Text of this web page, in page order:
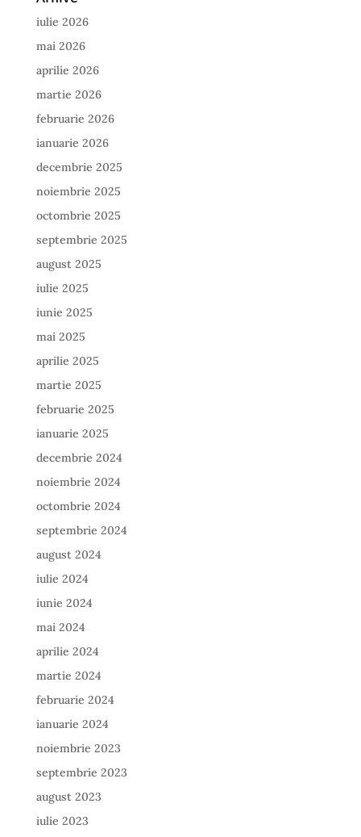
iulie 2026
mai 2026
aprilie 2026
martie 2026
februarie 2026
ianuarie 2026
decembrie 2025
noiembrie 2025
octombrie 2025
septembrie 2025
august 2025
iulie 2025
iunie 2025
mai 2025
aprilie 2025
martie 2025
februarie 2025
ianuarie 2025
decembrie 2024
noiembrie 2024
octombrie 2024
septembrie 2024
august 2024
iulie 2024
iunie 2024
mai 2024
aprilie 2024
martie 2024
februarie 2024
ianuarie 2024
noiembrie 2023
septembrie 2023
august 2023
iulie 2023